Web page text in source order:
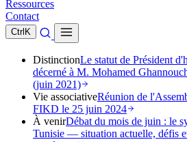
Ressources
Contact
Ctrl K
DistinctionLe statut de Président
décerné à M. Mohamed
(juin 2021)
Vie associativeRéunion de
FIKD le 25 juin 2024
À venirDébat du mois de juin : le
Tunisie — situation actuelle, défis